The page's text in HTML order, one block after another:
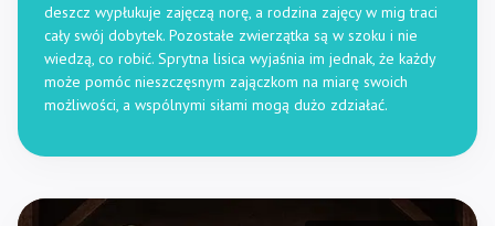
deszcz wypłukuje zajęczą norę, a rodzina zajęcy w mig traci
cały swój dobytek. Pozostałe zwierzątka są w szoku i nie
wiedzą, co robić. Sprytna lisica wyjaśnia im jednak, że każdy
może pomóc nieszczęsnym zajączkom na miarę swoich
możliwości, a wspólnymi siłami mogą dużo zdziałać.